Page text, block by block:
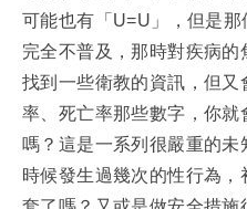
可能也有「U=U」，但是
完全不普及，那時對疾病
找到一些衛教的資訊，但
率、死亡率那些數字，你
嗎？這是一系列很嚴重的
時候發生過幾次的性行為